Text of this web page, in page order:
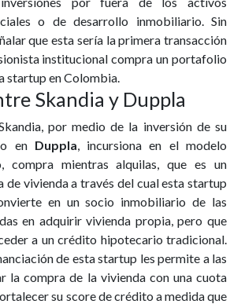
o de desarrollo inmobiliario. Sin
que esta sería la primera transacción
institucional compra un portafolio
startup en Colombia.
Skandia y Duppla
por medio de la inversión de su
en Duppla, incursiona en el modelo
compra mientras alquilas, que es un
de vivienda a través del cual esta startup
en un socio inmobiliario de las
en adquirir vivienda propia, pero que
a un crédito hipotecario tradicional.
de esta startup les permite a las
la compra de la vivienda con una cuota
su score de crédito a medida que